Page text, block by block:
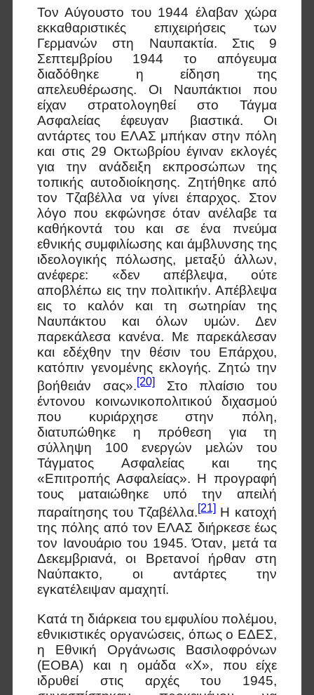
Τον Αύγουστο του 1944 έλαβαν χώρα
εκκαθαριστικές επιχειρήσεις των
Γερμανών στη Ναυπακτία. Στις 9
Σεπτεμβρίου 1944 το απόγευμα
διαδόθηκε η είδηση της
απελευθέρωσης. Οι Ναυπάκτιοι που
είχαν στρατολογηθεί στο Τάγμα
Ασφαλείας έφευγαν βιαστικά. Οι
αντάρτες του ΕΛΑΣ μπήκαν στην πόλη
και στις 29 Οκτωβρίου έγιναν εκλογές
για την ανάδειξη εκπροσώπων της
τοπικής αυτοδιοίκησης. Ζητήθηκε από
τον Τζαβέλλα να γίνει έπαρχος. Στον
λόγο που εκφώνησε όταν ανέλαβε τα
καθήκοντά του και σε ένα πνεύμα
εθνικής συμφιλίωσης και άμβλυνσης της
ιδεολογικής πόλωσης, μεταξύ άλλων,
ανέφερε: «δεν απέβλεψα, ούτε
αποβλέπω εις την πολιτικήν. Απέβλεψα
εις το καλόν και τη σωτηρίαν της
Ναυπάκτου και όλων υμών. Δεν
παρεκάλεσα κανένα. Με παρεκάλεσαν
και εδέχθην την θέσιν του Επάρχου,
κατόπιν γενομένης εκλογής. Ζητώ την
βοήθειάν σας».[20]Στο πλαίσιο του
έντονου κοινωνικοπολιτικού διχασμού
που κυριάρχησε στην πόλη,
διατυπώθηκε η πρόθεση για τη
σύλληψη 100 ενεργών μελών του
Τάγματος Ασφαλείας και της
«Επιτροπής Ασφαλείας». Η προγραφή
τους ματαιώθηκε υπό την απειλή
παραίτησης του Τζαβέλλα.[21]Η κατοχή
της πόλης από τον ΕΛΑΣ διήρκεσε έως
τον Ιανουάριο του 1945. Όταν, μετά τα
Δεκεμβριανά, οι Βρετανοί ήρθαν στη
Ναύπακτο, οι αντάρτες την
εγκατέλειψαν αμαχητί.
Κατά τη διάρκεια του εμφυλίου πολέμου,
εθνικιστικές οργανώσεις, όπως ο ΕΔΕΣ,
η Εθνική Οργάνωσις Βασιλοφρόνων
(ΕΟΒΑ) και η ομάδα «Χ», που είχε
ιδρυθεί στις αρχές του 1945,